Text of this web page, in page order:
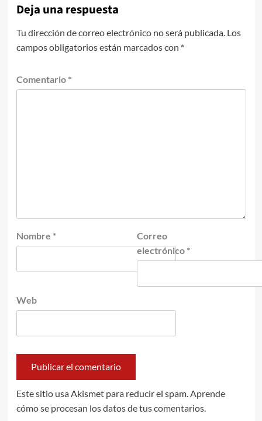
Deja una respuesta
Tu dirección de correo electrónico no será publicada. Los
campos obligatorios están marcados con *
Comentario *
Nombre *
Correo
electrónico *
Web
Este sitio usa Akismet para reducir el spam. Aprende
cómo se procesan los datos de tus comentarios.